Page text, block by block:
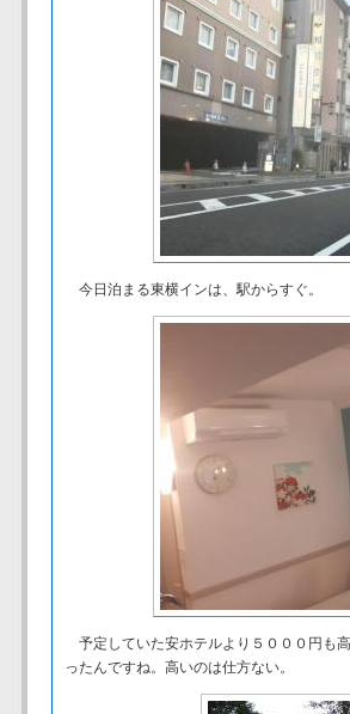
今日泊まる東横インは、駅からすぐ。
予定していた安ホテルより５０００円も
ったんですね。高いのは仕方ない。